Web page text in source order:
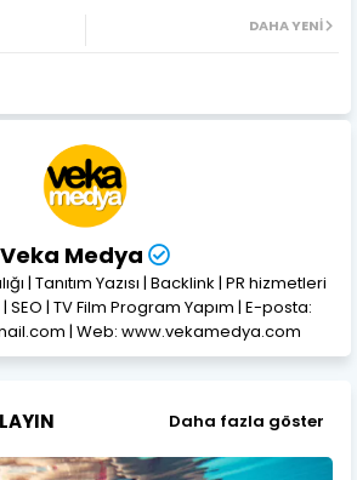
DAHA YENI
Veka Medya
| Tanıtım Yazısı | Backlink | PR hizmetleri
| TV Film Program Yapım | E-posta:
| Web: www.vekamedya.com
Daha fazla göster